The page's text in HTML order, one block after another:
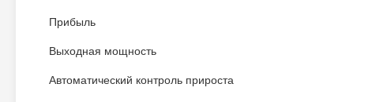
Прибыль
Выходная мощность
Автоматический контроль прироста